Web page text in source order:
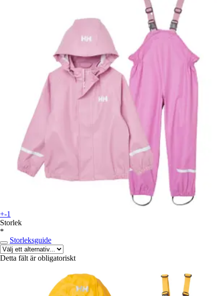
+-1
Storlek
*
Storleksguide
Detta fält är obligatoriskt